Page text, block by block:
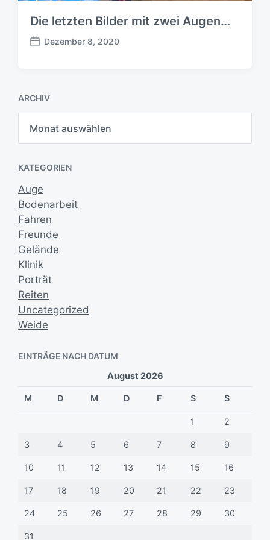
Die letzten Bilder mit zwei Augen…
B
r
g
t
u
m
Dezember 8, 2020
ARCHIV
v
KATEGORIEN
Auge
Bodenarbeit
Fahren
Freunde
Gelände
Klinik
Porträt
Reiten
Uncategorized
Weide
EINTRÄGE NACH DATUM
August 2026
M D M D F S S
1 2
3 4 5 6 7 8 9
10 11 12 13 14 15 16
17 18 19 20 21 22 23
24 25 26 27 28 29 30
31